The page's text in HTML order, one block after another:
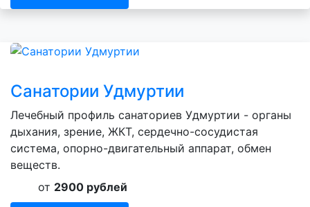
Санатории Удмуртии
Лечебный профиль санаториев Удмуртии - органы
дыхания, зрение, ЖКТ, сердечно-сосудистая
система, опорно-двигательный аппарат, обмен
веществ.
от 2900 рублей